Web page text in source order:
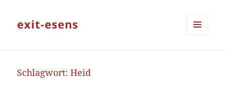
exit-esens
Schlagwort:Heid